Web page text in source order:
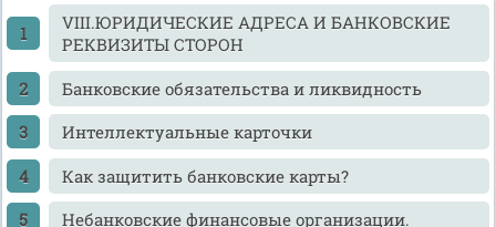
VIII.ЮРИДИЧЕСКИЕ АДРЕСА И БАНКОВСКИЕ
РЕКВИЗИТЫ СТОРОН
Банковские обязательства и ликвидность
Интеллектуальные карточки
Как защитить банковские карты?
Небанковские финансовые организации.